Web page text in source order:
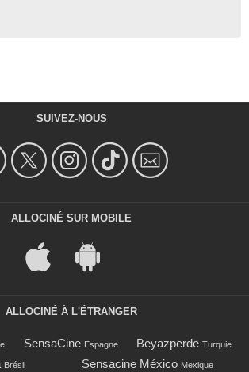
SUIVEZ-NOUS
ALLOCINÉ SUR MOBILE
ALLOCINÉ À L'ÉTRANGER
SensaCine Espagne Beyazperde Turquie
Brésil Sensacine México Mexique